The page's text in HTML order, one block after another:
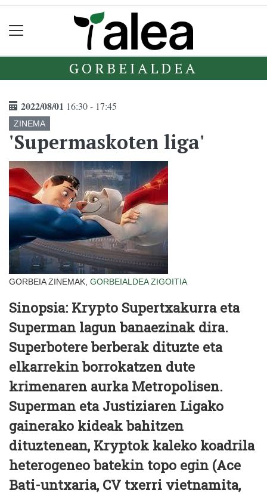
GORBEIALDEA
2022/08/01 16:30 - 17:45
ZINEMA
'Supermaskoten liga'
GORBEIA ZINEMAK, GORBEIALDEA ZIGOITIA
Sinopsia: Krypto Supertxakurra eta
Superman lagun banaezinak dira.
Superbotere berberak dituzte eta
elkarrekin borrokatzen dute
krimenaren aurka Metropolisen.
Superman eta Justiziaren Ligako
gainerako kideak bahitzen
dituztenean, Kryptok kaleko koadrila
heterogeneo batekin topo egin (Ace
Bati-untxaria, CV txerri vietnamita,